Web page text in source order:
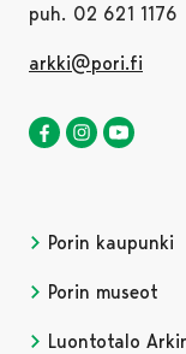
puh. 02 621 1176
arkki@pori.fi
Luontotalo
AvautuuAvautuu
Porin kaupunki
Porin museot
Luontotalo